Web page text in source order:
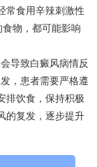
食用辛辣刺激性
物，都可能影响
导致白癜风病情反
，患者需要严格遵
排饮食，保持积极
的复发，逐步提升